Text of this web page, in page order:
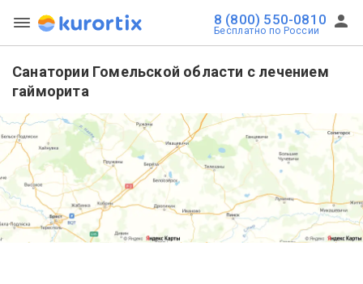
8 (800) 550-0810
Бесплатно по России
Санатории Гомельской области с лечением
гайморита